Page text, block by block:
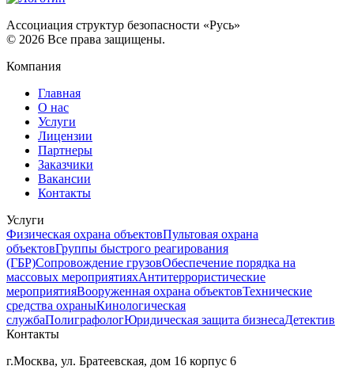
Ассоциация структур безопасности «Русь»
© 2026 Все права защищены.
Компания
Главная
О нас
Услуги
Лицензии
Партнеры
Заказчики
Вакансии
Контакты
Услуги
Физическая охрана объектовПультовая охрана
объектовГруппы быстрого реагирования
(ГБР)Сопровождение грузовОбеспечение порядка на
массовых мероприятияхАнтитеррористические
мероприятияВооруженная охрана объектовТехнические
средства охраныКинологическая
службаПолиграфологЮридическая защита бизнесаДетектив
Контакты
г.Москва, ул. Братеевская, дом 16 корпус 6